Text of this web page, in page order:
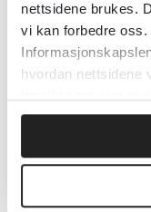
nettsidene brukes.
vi kan forbedre oss.
hvordan nettsidene
etter
for